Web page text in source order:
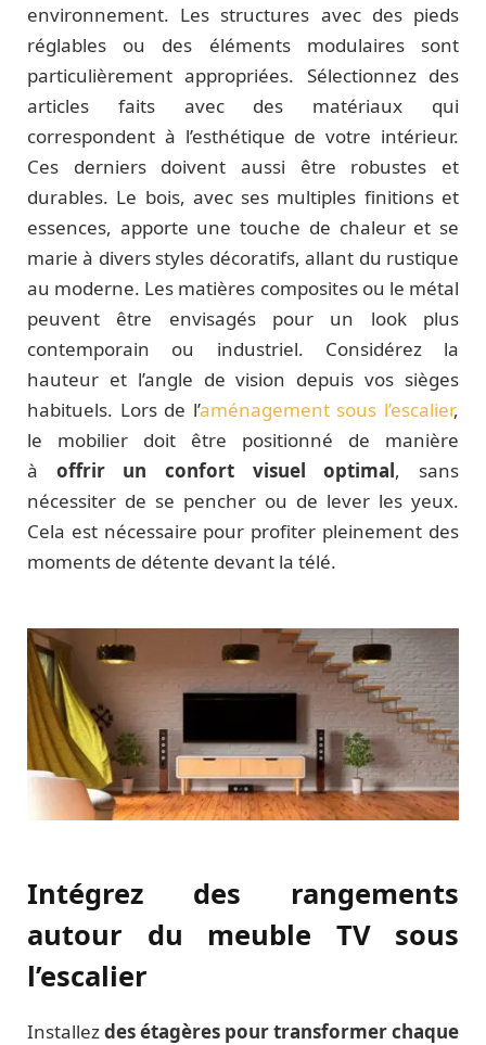
environnement. Les structures avec des pieds
réglables ou des éléments modulaires sont
particulièrement appropriées. Sélectionnez des
articles faits avec des matériaux qui
correspondent à l’esthétique de votre intérieur.
Ces derniers doivent aussi être robustes et
durables. Le bois, avec ses multiples finitions et
essences, apporte une touche de chaleur et se
marie à divers styles décoratifs, allant du rustique
au moderne. Les matières composites ou le métal
peuvent être envisagés pour un look plus
contemporain ou industriel. Considérez la
hauteur et l’angle de vision depuis vos sièges
habituels. Lors de l’aménagement sous l’escalier,
le mobilier doit être positionné de manière
à offrir un confort visuel optimal, sans
nécessiter de se pencher ou de lever les yeux.
Cela est nécessaire pour profiter pleinement des
moments de détente devant la télé.
Intégrez des rangements
autour du meuble TV sous
l’escalier
Installezdes étagères pour transformer chaque